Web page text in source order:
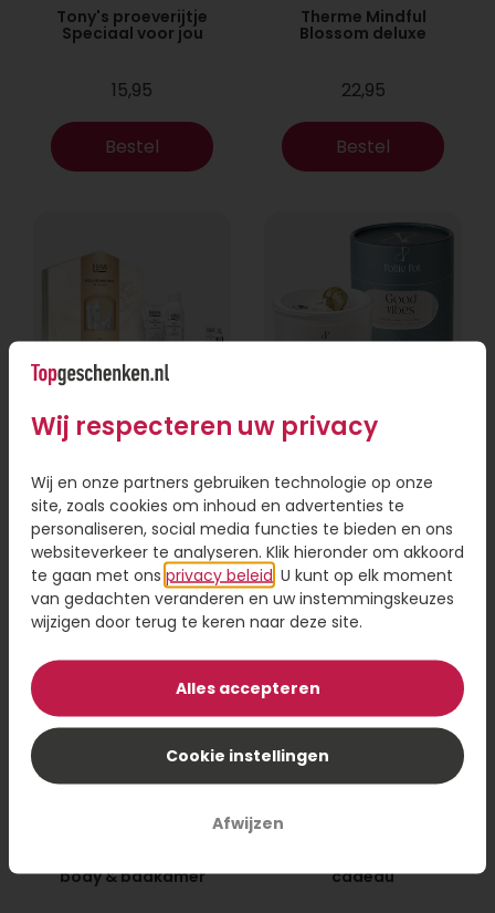
Tony's proeverijtje
Speciaal voor jou
15,95
Bestel
Therme Mindful
Blossom deluxe
22,95
Bestel
Therme Wellness
23,95
Bestel
Good vibes
26,95
Bestel
body & badkamer cadeau
Wij respecteren uw privacy
Wij en onze partners gebruiken technologie op onze
site, zoals cookies om inhoud en advertenties te
personaliseren, social media functies te bieden en ons
websiteverkeer te analyseren. Klik hieronder om akkoord
te gaan met ons privacy beleid . U kunt op elk moment
van gedachten veranderen en uw instemmingskeuzes
wijzigen door terug te keren naar deze site.
Alles accepteren
Cookie instellingen
Afwijzen